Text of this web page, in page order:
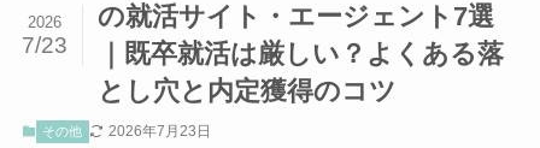
の就活サイト・エージェント7選
｜既卒就活は厳しい？よくある落
とし穴と内定獲得のコツ
2026
7/23
その他 2026年7月23日